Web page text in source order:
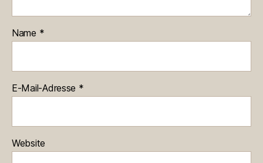
Name *
E-Mail-Adresse *
Website